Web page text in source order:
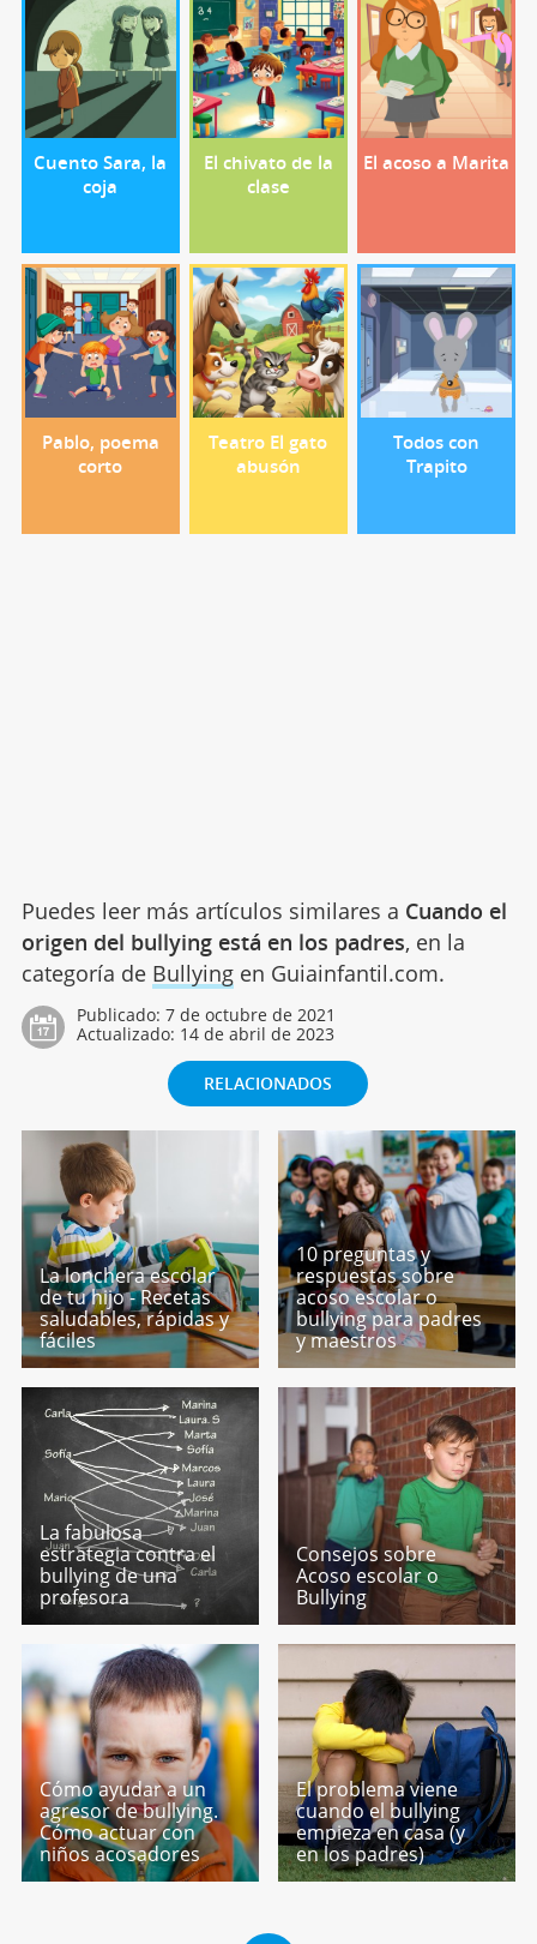
Cuento Sara, la
coja
El chivato de la
clase
El acoso a Marita
Pablo, poema
corto
Teatro El gato
abusón
Todos con
Trapito
Puedes leer más artículos similares a Cuando el
origen del bullying está en los padres, en la
categoría de Bullyingen Guiainfantil.com.
Publicado: 7 de octubre de 2021
Actualizado: 14 de abril de 2023
RELACIONADOS
La lonchera escolar
de tu hijo - Recetas
saludables, rápidas y
fáciles
10 preguntas y
respuestas sobre
acoso escolar o
bullying para padres
y maestros
La fabulosa
estrategia contra el
bullying de una
profesora
Consejos sobre
Acoso escolar o
Bullying
Cómo ayudar a un
agresor de bullying.
Cómo actuar con
niños acosadores
El problema viene
cuando el bullying
empieza en casa (y
en los padres)